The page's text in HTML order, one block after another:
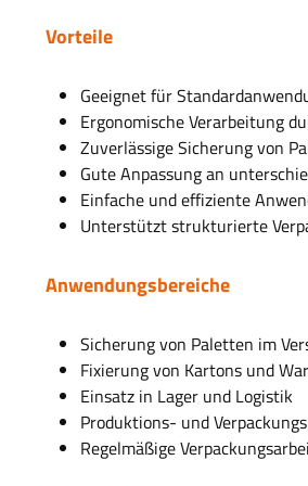
Vorteile
Geeignet für
Ergonomische Verarbeitung
Zuverlässige Sicherung von
Gute Anpassung an
Einfache und effiziente
Unterstützt strukturierte
Anwendungsbereiche
Sicherung von Paletten im
Fixierung von Kartons und
Einsatz in Lager und Logistik
Produktions- und
Regelmäßige